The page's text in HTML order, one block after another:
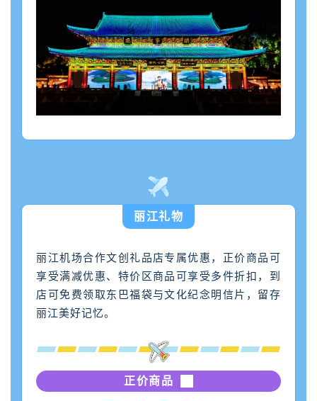
丽江礼物
丽江机场合作文创礼品店专属优惠，正价商品可
享受满减优惠、特价区商品可享受多件折扣，到
店可免费领取东巴福袋与文化纪念明信片，留存
丽江美好记忆。
正价商品